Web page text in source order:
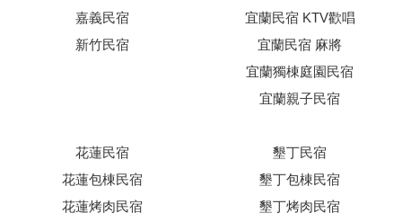
嘉義民宿
新竹民宿
宜蘭民宿 KTV歡唱
宜蘭民宿 麻將
宜蘭獨棟庭園民宿
宜蘭親子民宿
花蓮民宿
花蓮包棟民宿
花蓮烤肉民宿
墾丁民宿
墾丁包棟民宿
墾丁烤肉民宿